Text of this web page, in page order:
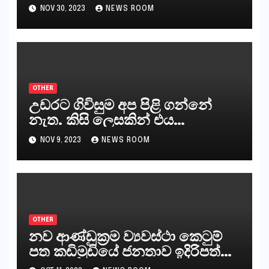
කරන්නන්,කැලෑපාළුවන්, මහජන
නියෝජිතයින්
NOV 30, 2023 NEWS ROOM
OTHER
උඩරට ගිවිසුම අප පිළි ගන්නේ
නැත. කිසි ලෙසකින් එය
නීත්‍යානුකූල ලියවිල්ලක් නො වේ.
සිංහල ප්‍රතිපත්ති කේන්ද්‍රයෙන්
ජනාධිපති දැන් වූ ලිපියෙන්
කියනවාටත් වඩා අයිතියක් බෞද්ධ
NOV 9, 2023 NEWS ROOM
OTHER
නව ආණ්ඩුක්‍රම ව්‍යවස්ථා කෙටුම්
පත කඩිමුඩියේ ජනතාව ඉදිරිපත්
කරන්නේ?